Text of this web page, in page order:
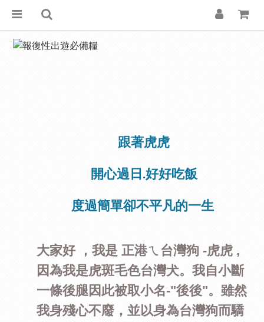
跟著虎虎
開心過日.好好吃飯
度過簡單卻不平凡的一生
大家好 ，我是 正港ㄟ台灣狗 -虎虎 ,
因為我是虎斑毛色台灣犬。 我自小斷
一條後腿因此被取小名-"後後"。 雖然
我身殘心不廢，並以身為台灣狗而驕